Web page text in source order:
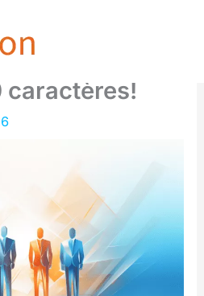
sur
en
caractères!